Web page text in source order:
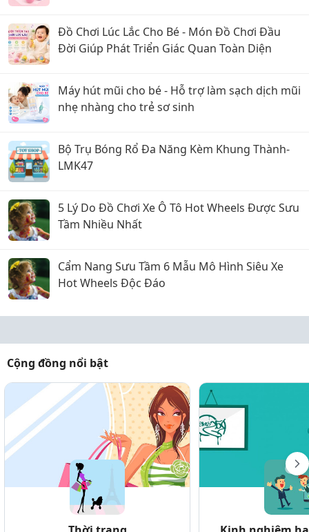
Đồ Chơi Lúc Lắc Cho Bé - Món Đồ Chơi Đầu
Đời Giúp Phát Triển Giác Quan Toàn Diện
Máy hút mũi cho bé - Hỗ trợ làm sạch dịch mũi
nhẹ nhàng cho trẻ sơ sinh
Bộ Trụ Bóng Rổ Đa Năng Kèm Khung Thành-
LMK47
5 Lý Do Đồ Chơi Xe Ô Tô Hot Wheels Được Sưu
Tầm Nhiều Nhất
Cẩm Nang Sưu Tầm 6 Mẫu Mô Hình Siêu Xe
Hot Wheels Độc Đáo
Cộng đồng nổi bật